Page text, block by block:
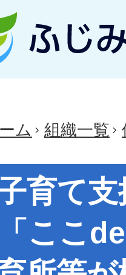
ム 組織一覧
育て
ここ